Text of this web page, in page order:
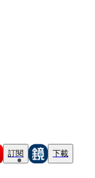
訂閱 下載